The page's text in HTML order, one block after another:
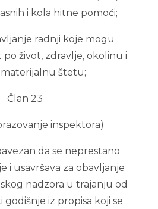
i kola hitne pomoći;
radnji koje mogu
po život, zdravlje, okolinu i
štetu;
Član 23
inspektora)
da se neprestano
i usavršava za obavljanje
nadzora u trajanju od
godišnje iz propisa koji se